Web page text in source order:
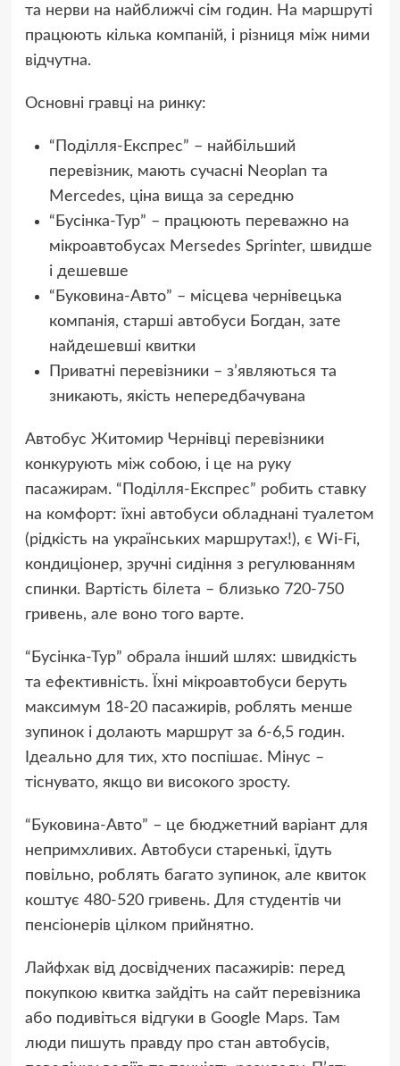
та нерви на найближчі сім годин. На маршруті
працюють кілька компаній, і різниця між ними
відчутна.
Основні гравці на ринку:
“Поділля-Експрес” – найбільший
перевізник, мають сучасні Neoplan та
Mercedes, ціна вища за середню
“Бусінка-Тур” – працюють переважно на
мікроавтобусах Mersedes Sprinter, швидше
і дешевше
“Буковина-Авто” – місцева чернівецька
компанія, старші автобуси Богдан, зате
найдешевші квитки
Приватні перевізники – з’являються та
зникають, якість непередбачувана
Автобус Житомир Чернівці перевізники
конкурують між собою, і це на руку
пасажирам. “Поділля-Експрес” робить ставку
на комфорт: їхні автобуси обладнані туалетом
(рідкість на українських маршрутах!), є Wi-Fi,
кондиціонер, зручні сидіння з регулюванням
спинки. Вартість білета – близько 720-750
гривень, але воно того варте.
“Бусінка-Тур” обрала інший шлях: швидкість
та ефективність. Їхні мікроавтобуси беруть
максимум 18-20 пасажирів, роблять менше
зупинок і долають маршрут за 6-6,5 годин.
Ідеально для тих, хто поспішає. Мінус –
тіснувато, якщо ви високого зросту.
“Буковина-Авто” – це бюджетний варіант для
непримхливих. Автобуси старенькі, їдуть
повільно, роблять багато зупинок, але квиток
коштує 480-520 гривень. Для студентів чи
пенсіонерів цілком прийнятно.
Лайфхак від досвідчених пасажирів: перед
покупкою квитка зайдіть на сайт перевізника
або подивіться відгуки в Google Maps. Там
люди пишуть правду про стан автобусів,